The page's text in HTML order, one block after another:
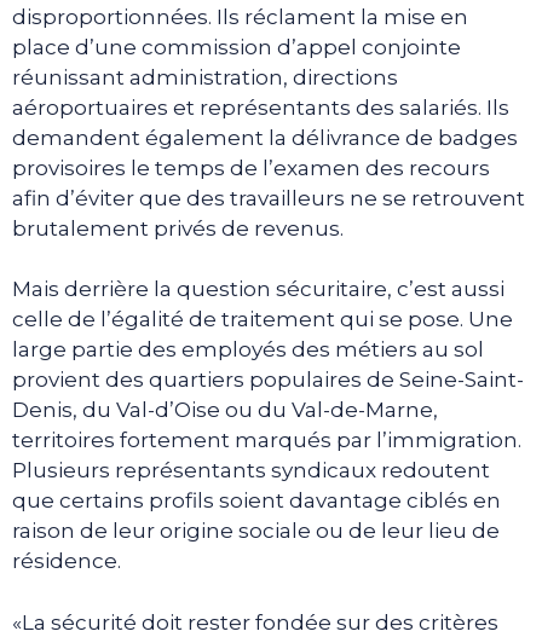
disproportionnées. Ils réclament la mise en
place d’une commission d’appel conjointe
réunissant administration, directions
aéroportuaires et représentants des salariés. Ils
demandent également la délivrance de badges
provisoires le temps de l’examen des recours
afin d’éviter que des travailleurs ne se retrouvent
brutalement privés de revenus.
Mais derrière la question sécuritaire, c’est aussi
celle de l’égalité de traitement qui se pose. Une
large partie des employés des métiers au sol
provient des quartiers populaires de Seine-Saint-
Denis, du Val-d’Oise ou du Val-de-Marne,
territoires fortement marqués par l’immigration.
Plusieurs représentants syndicaux redoutent
que certains profils soient davantage ciblés en
raison de leur origine sociale ou de leur lieu de
résidence.
«La sécurité doit rester fondée sur des critères